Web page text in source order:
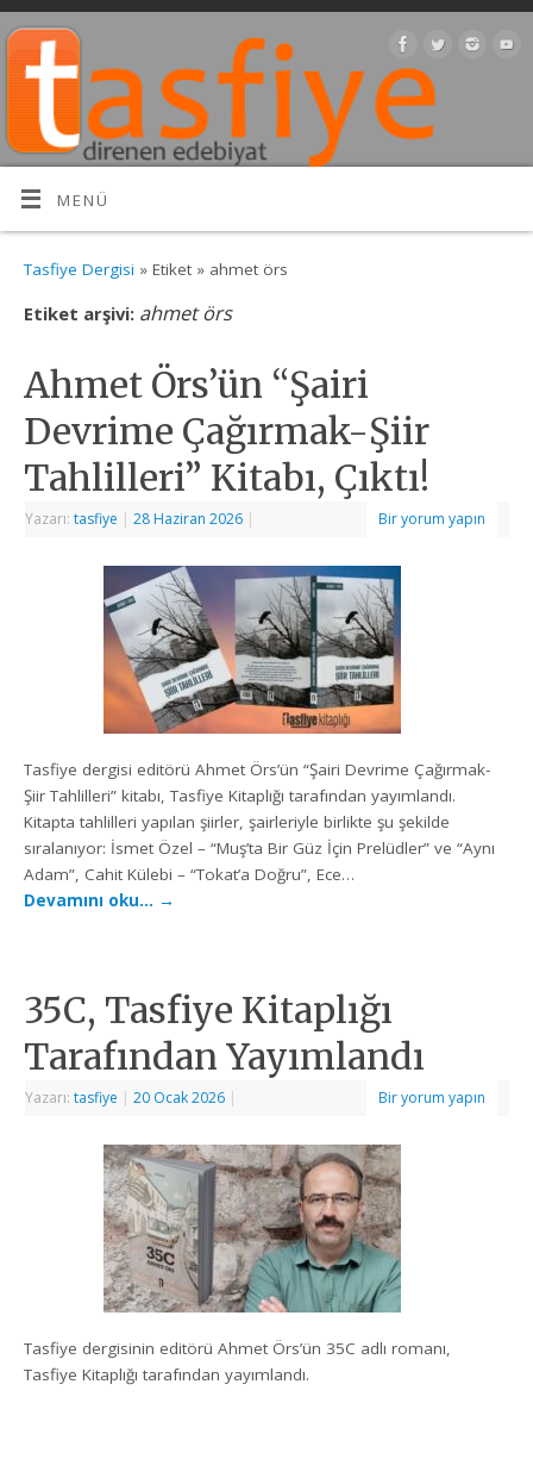
MENÜ
Tasfiye Dergisi » Etiket » ahmet örs
Etiket arşivi: ahmet örs
Ahmet Örs’ün “Şairi
Devrime Çağırmak-Şiir
Tahlilleri” Kitabı, Çıktı!
Yazarı:tasfiye | 28 Haziran 2026 | Bir yorum yapın
Tasfiye dergisi editörü Ahmet Örs’ün “Şairi Devrime Çağırmak-
Şiir Tahlilleri” kitabı, Tasfiye Kitaplığı tarafından yayımlandı.
Kitapta tahlilleri yapılan şiirler, şairleriyle birlikte şu şekilde
sıralanıyor: İsmet Özel – “Muş’ta Bir Güz İçin Prelüdler” ve “Aynı
Adam”, Cahit Külebi – “Tokat’a Doğru”, Ece…
Devamını oku… →
35C, Tasfiye Kitaplığı
Tarafından Yayımlandı
Yazarı:tasfiye | 20 Ocak 2026 | Bir yorum yapın
Tasfiye dergisinin editörü Ahmet Örs’ün 35C adlı romanı,
Tasfiye Kitaplığı tarafından yayımlandı.